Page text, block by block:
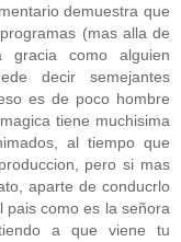
demuestra que
(mas alla de
como alguien
decir semejantes
es de poco hombre
tiene muchisima
al tiempo que
pero si mas
aparte de conducrlo
pais como es la señora
a que viene tu